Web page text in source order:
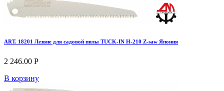
ART. 18201 Лезвие для садовой пилы TUCK-IN H-210 Z-saw Япония
2 246.00 Р
В корзину